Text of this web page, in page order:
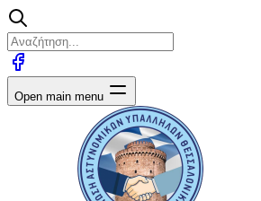
Open main menu